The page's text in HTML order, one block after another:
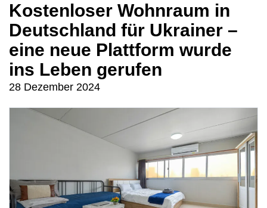
Kostenloser Wohnraum in
Deutschland für Ukrainer –
eine neue Plattform wurde
ins Leben gerufen
28 Dezember 2024